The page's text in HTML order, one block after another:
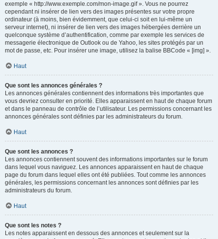
exemple « http://www.exemple.com/mon-image.gif ». Vous ne pourrez
cependant ni insérer de lien vers des images présentes sur votre propre
ordinateur (à moins, bien évidemment, que celui-ci soit en lui-même un
serveur internet), ni insérer de lien vers des images hébergées derrière un
quelconque système d’authentification, comme par exemple les services de
messagerie électronique de Outlook ou de Yahoo, les sites protégés par un
mot de passe, etc. Pour insérer une image, utilisez la balise BBCode « [img] ».
Haut
Que sont les annonces générales ?
Les annonces générales contiennent des informations très importantes que
vous devriez consulter en priorité. Elles apparaissent en haut de chaque forum
et dans le panneau de contrôle de l’utilisateur. Les permissions concernant les
annonces générales sont définies par les administrateurs du forum.
Haut
Que sont les annonces ?
Les annonces contiennent souvent des informations importantes sur le forum
dans lequel vous naviguez. Les annonces apparaissent en haut de chaque
page du forum dans lequel elles ont été publiées. Tout comme les annonces
générales, les permissions concernant les annonces sont définies par les
administrateurs du forum.
Haut
Que sont les notes ?
Les notes apparaissent en dessous des annonces et seulement sur la